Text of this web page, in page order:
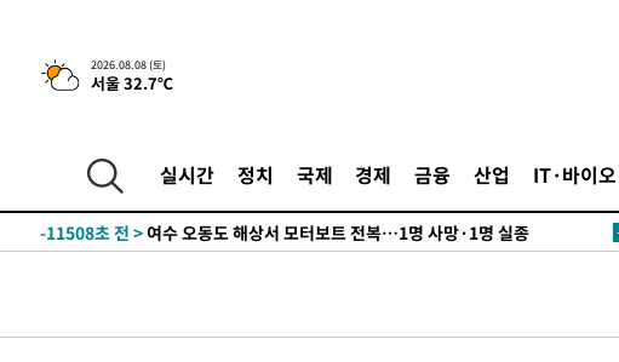
2026.08.08 (토)
서울 32.7℃
실시간 정치 국제 경제 금융 산업 IT·바이오
-20781초 전 > 강릉에 시간당 81.4㎜ 물폭탄…도로 잠기고 담벼락 붕괴
-12132초 전 >
남자 농구, 나고야 아시안게임서 '홈팀' 일본과 한일전
-11508초 전 >여수 오동도 해상서 모터보트 전복…1명 사망·1명 실종
-7735초 전 >극한폭염 한풀 꺾이지만…'낮 최고 35도' 무더위, 열대야 계속[다음
송"